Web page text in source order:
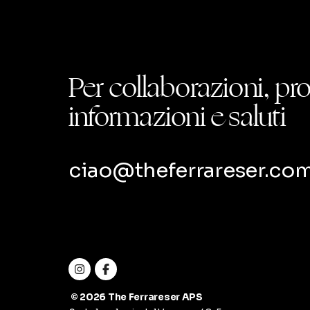
Per collaborazioni,
informazioni e saluti
© 2026 The Ferrareser APS